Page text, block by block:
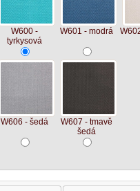
W600 -
tyrkysová
W601 - modrá
W606 - šedá
W607 - tmavě
šedá